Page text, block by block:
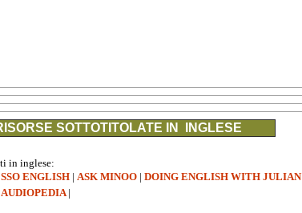
SOTTOTITOLATE IN INGLESE
in inglese:
ENGLISH | ASK MINOO | DOING ENGLISH WITH JULIAN
AUDIOPEDIA |